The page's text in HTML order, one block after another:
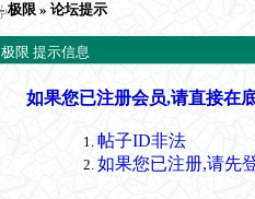
极限 » 论坛提示
极限 提示信息
如果您已注册会员,请直接在
帖子ID非法
如果您已注册,请先